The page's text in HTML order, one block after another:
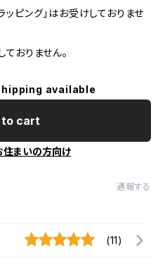
ピング」はお受けしておりませ
おりません。
available
to cart
住まいの方向け
通報する
(11)